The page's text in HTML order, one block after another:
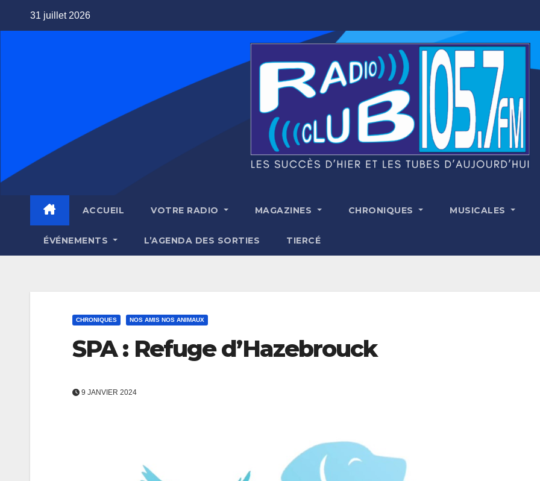
31 juillet 2026
ACCUEIL VOTRE RADIO MAGAZINES CHRONIQUES MUSICALES
ÉVÉNEMENTS L’AGENDA DES SORTIES TIERCÉ
CHRONIQUES NOS AMIS NOS ANIMAUX
SPA : Refuge d’Hazebrouck
9 JANVIER 2024